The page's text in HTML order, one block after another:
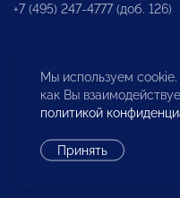
+7 (495) 247-4777 (доб. 126)
Бюро по защите
инвесторов
Мы используем
как Вы
политикой
Принять